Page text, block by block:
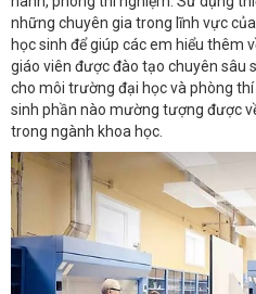
những chuyên gia trong lĩnh vực
học sinh để giúp các em hiểu thêm
giáo viên được đào tạo chuyên sâu
cho môi trường đại học và phòng
sinh phần nào mường tượng được
trong ngành khoa học.